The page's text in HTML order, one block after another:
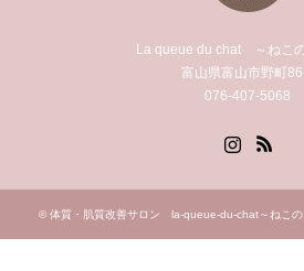
La queue du chat ～ねこ
富山県富山市野町
076-407-5068
© 体質・肌質改善サロン la-queue-du-chat～ねこの